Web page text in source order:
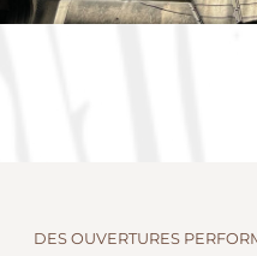
DES OUVERTURES